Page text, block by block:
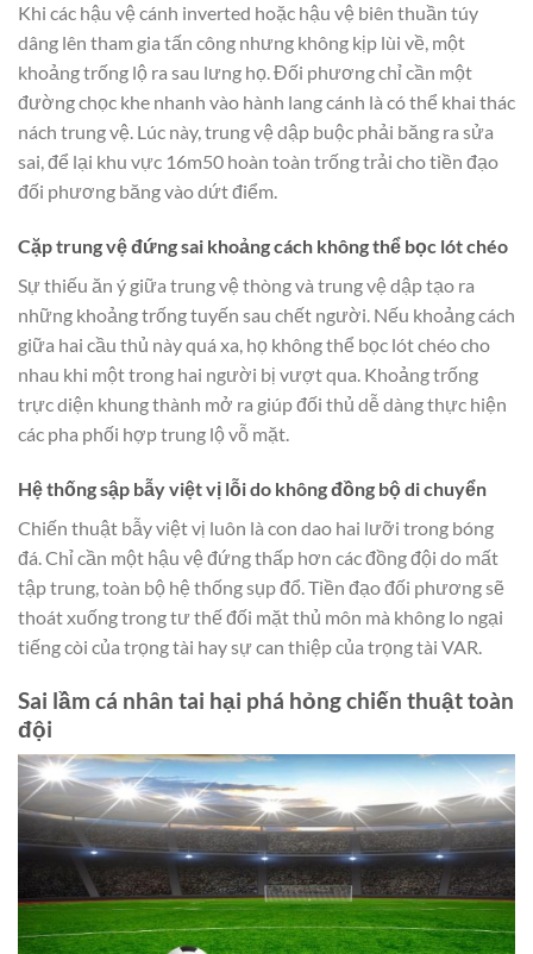
Khi các hậu vệ cánh inverted hoặc hậu vệ biên thuần túy
dâng lên tham gia tấn công nhưng không kịp lùi về, một
khoảng trống lộ ra sau lưng họ. Đối phương chỉ cần một
đường chọc khe nhanh vào hành lang cánh là có thể khai thác
nách trung vệ. Lúc này, trung vệ dập buộc phải băng ra sửa
sai, để lại khu vực 16m50 hoàn toàn trống trải cho tiền đạo
đối phương băng vào dứt điểm.
Cặp trung vệ đứng sai khoảng cách không thể bọc lót chéo
Sự thiếu ăn ý giữa trung vệ thòng và trung vệ dập tạo ra
những khoảng trống tuyến sau chết người. Nếu khoảng cách
giữa hai cầu thủ này quá xa, họ không thể bọc lót chéo cho
nhau khi một trong hai người bị vượt qua. Khoảng trống
trực diện khung thành mở ra giúp đối thủ dễ dàng thực hiện
các pha phối hợp trung lộ vỗ mặt.
Hệ thống sập bẫy việt vị lỗi do không đồng bộ di chuyển
Chiến thuật bẫy việt vị luôn là con dao hai lưỡi trong bóng
đá. Chỉ cần một hậu vệ đứng thấp hơn các đồng đội do mất
tập trung, toàn bộ hệ thống sụp đổ. Tiền đạo đối phương sẽ
thoát xuống trong tư thế đối mặt thủ môn mà không lo ngại
tiếng còi của trọng tài hay sự can thiệp của trọng tài VAR.
Sai lầm cá nhân tai hại phá hỏng chiến thuật toàn
đội